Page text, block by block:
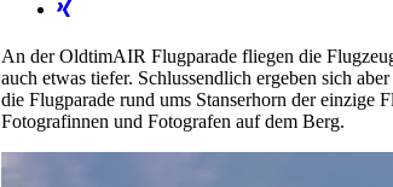
An der OldtimAIR Flugparade fliegen die
auch etwas tiefer. Schlussendlich ergeben sich
die Flugparade rund ums Stanserhorn der
Fotografinnen und Fotografen auf dem Berg.